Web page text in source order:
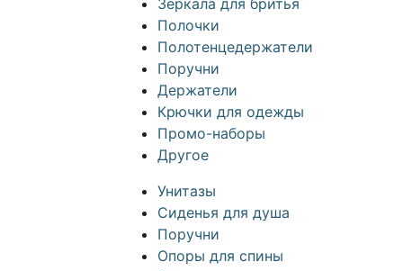
Зеркала для бритья
Полочки
Полотенцедержатели
Поручни
Держатели
Крючки для одежды
Промо-наборы
Другое
Унитазы
Сиденья для душа
Поручни
Опоры для спины